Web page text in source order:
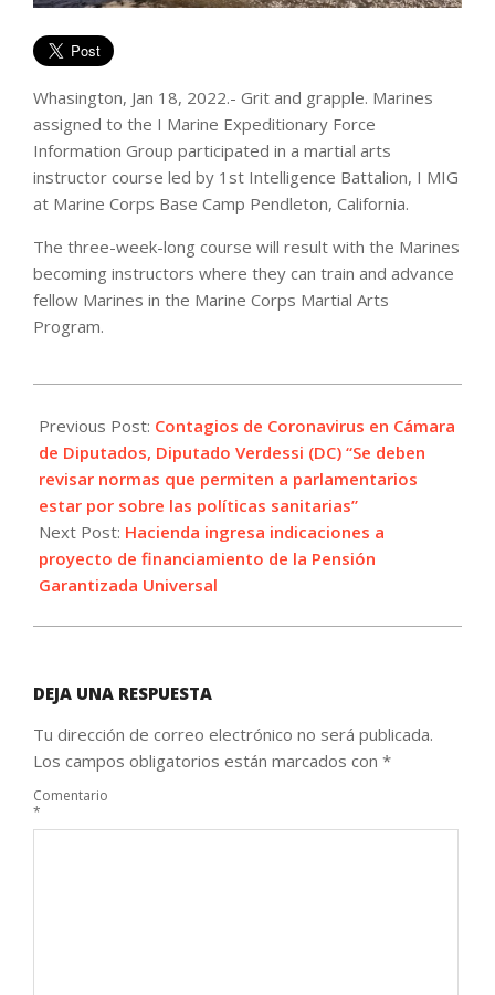
Whasington, Jan 18, 2022.- Grit and grapple. Marines
assigned to the I Marine Expeditionary Force
Information Group participated in a martial arts
instructor course led by 1st Intelligence Battalion, I MIG
at Marine Corps Base Camp Pendleton, California.
The three-week-long course will result with the Marines
becoming instructors where they can train and advance
fellow Marines in the Marine Corps Martial Arts
Program.
01-
18
Previous Post: Contagios de Coronavirus en Cámara
de Diputados, Diputado Verdessi (DC) “Se deben
revisar normas que permiten a parlamentarios
estar por sobre las políticas sanitarias”
Next Post: Hacienda ingresa indicaciones a
proyecto de financiamiento de la Pensión
Garantizada Universal
DEJA UNA RESPUESTA
Tu dirección de correo electrónico no será publicada.
Los campos obligatorios están marcados con *
Comentario
*